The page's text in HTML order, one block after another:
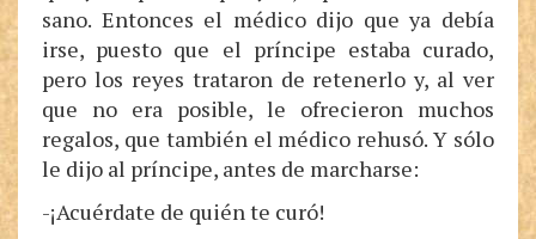
sano. Entonces el médico dijo que ya debía
irse, puesto que el príncipe estaba curado,
pero los reyes trataron de retenerlo y, al ver
que no era posible, le ofrecieron muchos
regalos, que también el médico rehusó. Y sólo
le dijo al príncipe, antes de marcharse:
-¡Acuérdate de quién te curó!